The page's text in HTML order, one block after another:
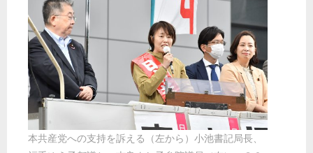
本共産党への支持を訴える（左から）小池書記局長、